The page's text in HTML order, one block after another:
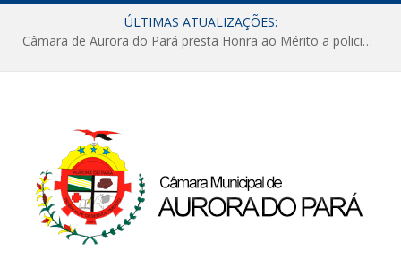
ÚLTIMAS ATUALIZAÇÕES:
Câmara de Aurora do Pará presta Honra ao Mérito a policiais militares em sessão marcada por reconhecimento e emoção